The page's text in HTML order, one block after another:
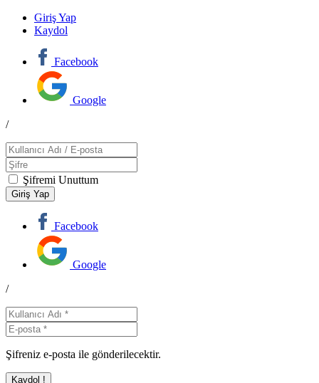
Giriş Yap
Kaydol
Facebook
Google
/
Şifremi Unuttum
Facebook
Google
/
Şifreniz e-posta ile gönderilecektir.